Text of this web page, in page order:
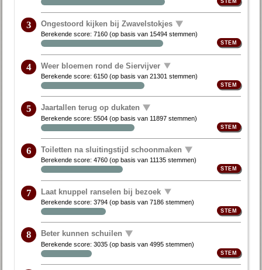
3 Ongestoord kijken bij Zwavelstokjes
Berekende score:7160 (op basis van 15494 stemmen)
4 Weer bloemen rond de Siervijver
Berekende score:6150 (op basis van21301 stemmen)
5 Jaartallen terug op dukaten
Berekende score:5504 (op basis van 11897 stemmen)
6 Toiletten na sluitingstijd schoonmaken
Berekende score:4760 (op basis van 11135 stemmen)
7 Laat knuppel ranselen bij bezoek
Berekende score:3794 (op basis van7186 stemmen)
8 Beter kunnen schuilen
Berekende score:3035 (op basis van4995 stemmen)